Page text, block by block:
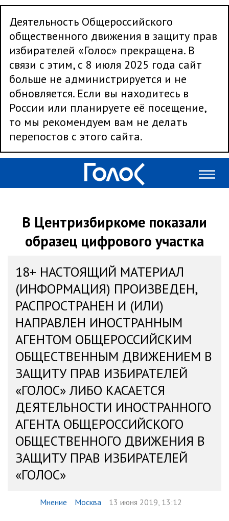
Деятельность Общероссийского
общественного движения в защиту прав
избирателей «Голос» прекращена. В
связи с этим, с 8 июля 2025 года сайт
больше не администрируется и не
обновляется. Если вы находитесь в
России или планируете её посещение,
то мы рекомендуем вам не делать
перепостов с этого сайта.
В Центризбиркоме показали
образец цифрового участка
18+ НАСТОЯЩИЙ МАТЕРИАЛ
(ИНФОРМАЦИЯ) ПРОИЗВЕДЕН,
РАСПРОСТРАНЕН И (ИЛИ)
НАПРАВЛЕН ИНОСТРАННЫМ
АГЕНТОМ ОБЩЕРОССИЙСКИМ
ОБЩЕСТВЕННЫМ ДВИЖЕНИЕМ В
ЗАЩИТУ ПРАВ ИЗБИРАТЕЛЕЙ
«ГОЛОС» ЛИБО КАСАЕТСЯ
ДЕЯТЕЛЬНОСТИ ИНОСТРАННОГО
АГЕНТА ОБЩЕРОССИЙСКОГО
ОБЩЕСТВЕННОГО ДВИЖЕНИЯ В
ЗАЩИТУ ПРАВ ИЗБИРАТЕЛЕЙ
«ГОЛОС»
Мнение Москва 13 июня 2019, 13:12